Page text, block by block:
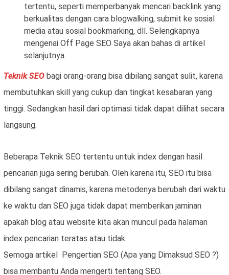
tertentu, seperti memperbanyak mencari backlink yang
berkualitas dengan cara blogwalking, submit ke sosial
media atau sosial bookmarking, dll. Selengkapnya
mengenai Off Page SEO Saya akan bahas di artikel
selanjutnya.
Teknik SEO bagi orang-orang bisa dibilang sangat sulit, karena
membutuhkan skill yang cukup dan tingkat kesabaran yang
tinggi. Sedangkan hasil dari optimasi tidak dapat dilihat secara
langsung.
Beberapa Teknik SEO tertentu untuk index dengan hasil
pencarian juga sering berubah. Oleh karena itu, SEO itu bisa
dibilang sangat dinamis, karena metodenya berubah dari waktu
ke waktu dan SEO juga tidak dapat memberikan jaminan
apakah blog atau website kita akan muncul pada halaman
index pencarian teratas atau tidak.
Semoga artikel Pengertian SEO (Apa yang Dimaksud SEO ?)
bisa membantu Anda mengerti tentang SEO.